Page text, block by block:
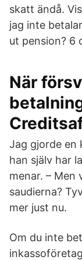
skatt ändå.
jag inte
ut pension? 6
När
Jag gjorde en
han själv har
menar. – Men
saudierna?
mer just nu.
Om du inte